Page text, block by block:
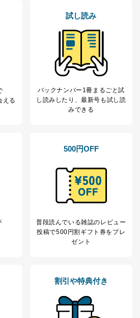
報）の利用目的であり、下記4.の
は、パートナー（提携企業）様又は
ご請求いただきますようお願い致し
提供について
情報を適切に管理し､あらかじめ
となく第三者に提供することはあり
人の同意を得ることが困難であると
たは児童の健全な育成の推進のため
場合であって、本人の同意を得るこ
。
方公共団体またはその委託を受け
る事務を遂行することに対して協力
遂行に支障を及ぼすおそれがあると
的を実施するために守秘義務を結ん
は具体的には以下のような企業です
マーサポート支援会社 、クレジッ
などの決済代行・料金回収会社、広
える
試し読み
バックナンバー1冊まるごと試
し読み したり、最新号も試し読
みできる
500円OFF
普段読んでいる雑誌のレビュー
投稿で500円割ギフト券をプレ
ゼント
割引や特典付き